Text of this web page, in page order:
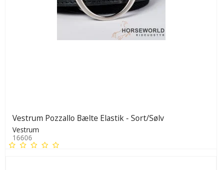
Vestrum Pozzallo Bælte Elastik - Sort/Sølv
Vestrum
16606